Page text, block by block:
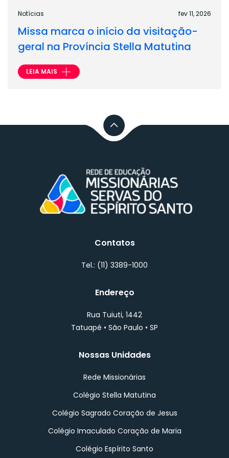
fev 11, 2026
Notícias
Missa marca o início da visitação-
geral na Província Stella Matutina
LEIA MAIS
Contatos
Tel.: (11) 3389-1000
Endereço
Rua Tuiuti, 1442
Tatuapé • São Paulo • SP
Nossas Unidades
Rede Missionárias
Colégio Stella Matutina
Colégio Sagrado Coração de Jesus
Colégio Imaculado Coração de Maria
Colégio Espírito Santo